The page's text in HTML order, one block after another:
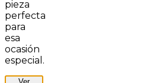
pieza
perfecta
para
esa
ocasión
especial.